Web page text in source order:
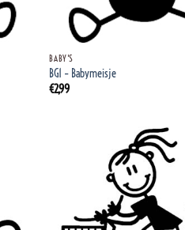
+
BABY'S
BG1 – Babymeisje
€2,99